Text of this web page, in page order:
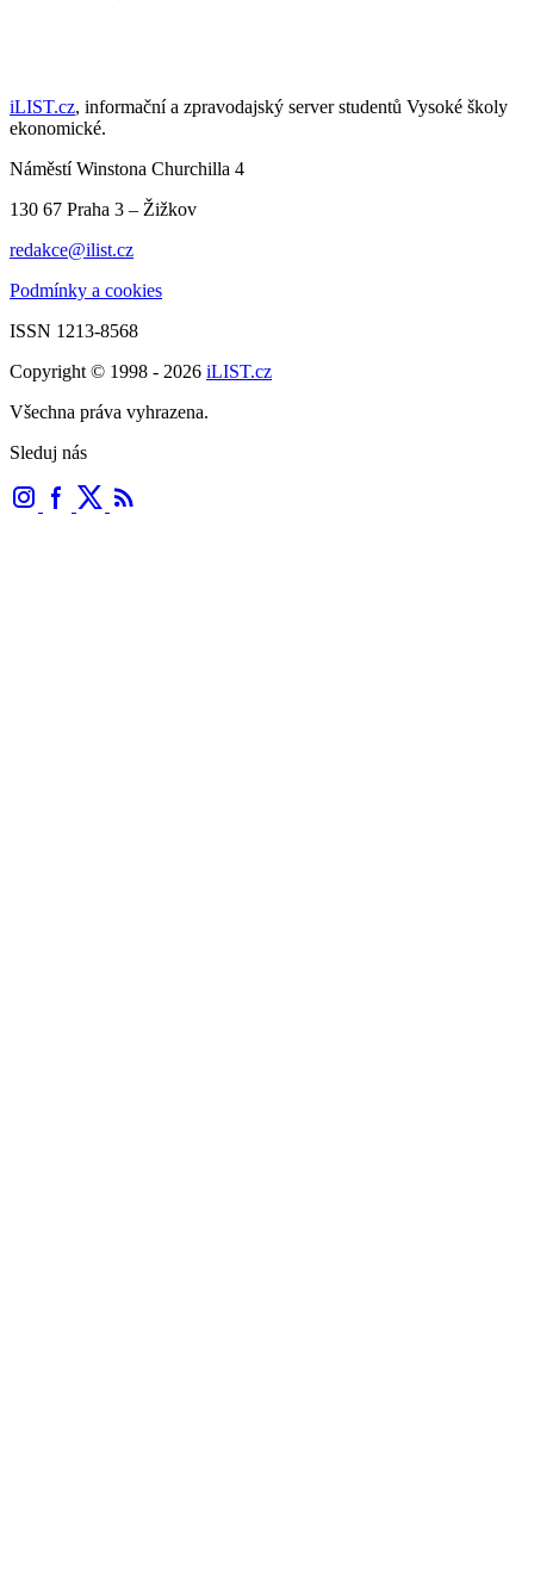
iLIST.cz, informační a zpravodajský server studentů Vysoké školy
ekonomické.
Náměstí Winstona Churchilla 4
130 67 Praha 3 – Žižkov
redakce@ilist.cz
Podmínky a cookies
ISSN 1213-8568
Copyright © 1998 - 2026 iLIST.cz
Všechna práva vyhrazena.
Sleduj nás